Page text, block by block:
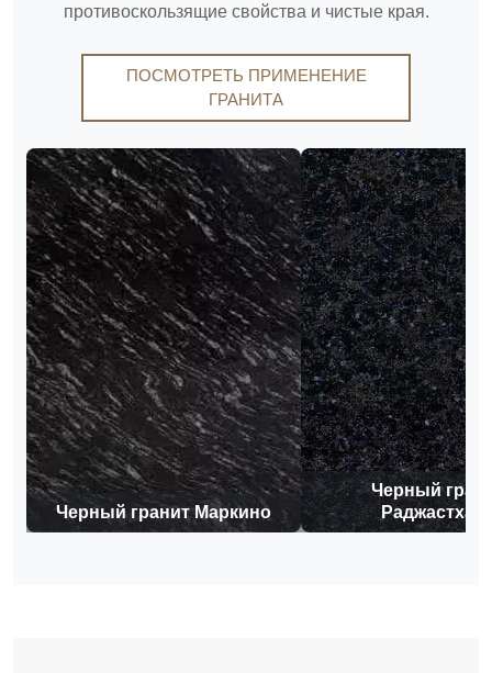
противоскользящие свойства и чистые края.
ПОСМОТРЕТЬ ПРИМЕНЕНИЕ
ГРАНИТА
Черный гранит Маркино
Черный